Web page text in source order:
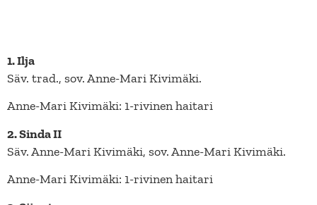
1. Ilja
Säv. trad., sov. Anne-Mari Kivimäki.
Anne-Mari Kivimäki: 1-rivinen haitari
2. Sinda II
Säv. Anne-Mari Kivimäki, sov. Anne-Mari Kivimäki.
Anne-Mari Kivimäki: 1-rivinen haitari